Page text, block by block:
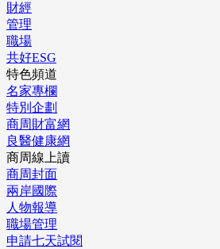
財經
管理
職場
共好ESG
特色頻道
名家專欄
特別企劃
商周財富網
良醫健康網
商周線上讀
商周封面
兩岸國際
人物報導
職場管理
申請七天試閱